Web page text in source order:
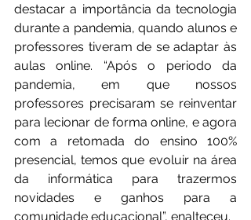
destacar a importância da tecnologia
durante a pandemia, quando alunos e
professores tiveram de se adaptar às
aulas online. “Após o periodo da
pandemia, em que nossos
professores precisaram se reinventar
para lecionar de forma online, e agora
com a retomada do ensino 100%
presencial, temos que evoluir na área
da informática para trazermos
novidades e ganhos para a
comunidade educacional”, enalteceu.